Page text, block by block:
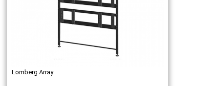
Lomberg Array